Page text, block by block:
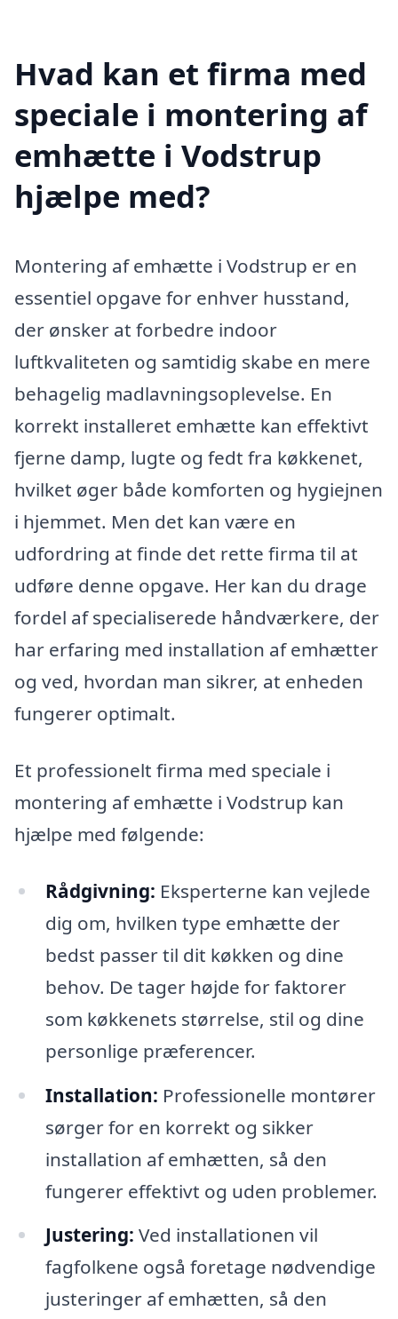
Hvad kan et firma med
speciale i montering af
emhætte i Vodstrup
hjælpe med?
Montering af emhætte i Vodstrup er en
essentiel opgave for enhver husstand,
der ønsker at forbedre indoor
luftkvaliteten og samtidig skabe en mere
behagelig madlavningsoplevelse. En
korrekt installeret emhætte kan effektivt
fjerne damp, lugte og fedt fra køkkenet,
hvilket øger både komforten og hygiejnen
i hjemmet. Men det kan være en
udfordring at finde det rette firma til at
udføre denne opgave. Her kan du drage
fordel af specialiserede håndværkere, der
har erfaring med installation af emhætter
og ved, hvordan man sikrer, at enheden
fungerer optimalt.
Et professionelt firma med speciale i
montering af emhætte i Vodstrup kan
hjælpe med følgende:
Rådgivning: Eksperterne kan vejlede
dig om, hvilken type emhætte der
bedst passer til dit køkken og dine
behov. De tager højde for faktorer
som køkkenets størrelse, stil og dine
personlige præferencer.
Installation: Professionelle montører
sørger for en korrekt og sikker
installation af emhætten, så den
fungerer effektivt og uden problemer.
Justering: Ved installationen vil
fagfolkene også foretage nødvendige
justeringer af emhætten, så den